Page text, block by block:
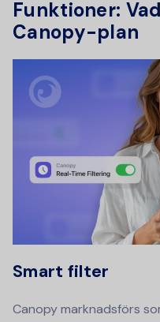
Funktioner:
Canopy-plan
Smart filter
Canopy marknadsförs